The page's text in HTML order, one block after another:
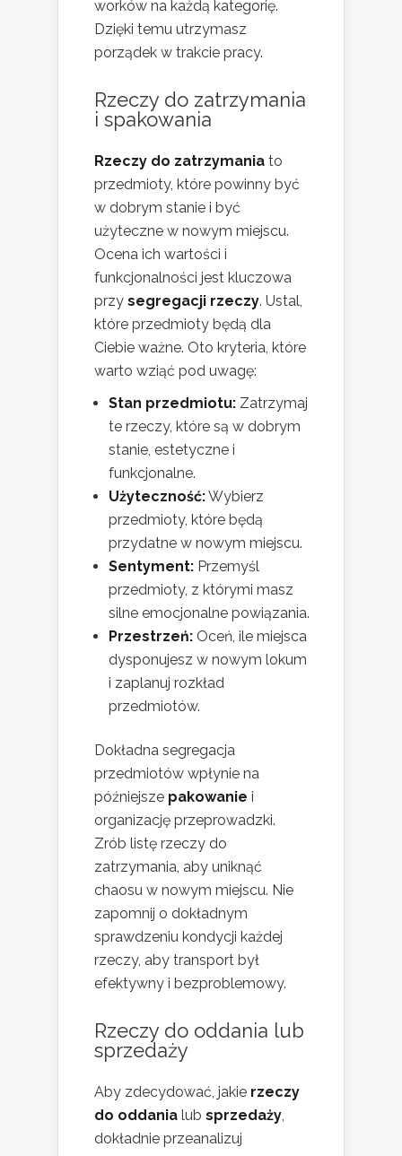
worków na każdą kategorię.
Dzięki temu utrzymasz
porządek w trakcie pracy.
Rzeczy do zatrzymania
i spakowania
Rzeczy do zatrzymania to
przedmioty, które powinny być
w dobrym stanie i być
użyteczne w nowym miejscu.
Ocena ich wartości i
funkcjonalności jest kluczowa
przy segregacji rzeczy. Ustal,
które przedmioty będą dla
Ciebie ważne. Oto kryteria, które
warto wziąć pod uwagę:
Stan przedmiotu: Zatrzymaj
te rzeczy, które są w dobrym
stanie, estetyczne i
funkcjonalne.
Użyteczność:Wybierz
przedmioty, które będą
przydatne w nowym miejscu.
Sentyment: Przemyśl
przedmioty, z którymi masz
silne emocjonalne powiązania.
Przestrzeń: Oceń, ile miejsca
dysponujesz w nowym lokum
i zaplanuj rozkład
przedmiotów.
Dokładna segregacja
przedmiotów wpłynie na
późniejsze pakowanie i
organizację przeprowadzki.
Zrób listę rzeczy do
zatrzymania, aby uniknąć
chaosu w nowym miejscu. Nie
zapomnij o dokładnym
sprawdzeniu kondycji każdej
rzeczy, aby transport był
efektywny i bezproblemowy.
Rzeczy do oddania lub
sprzedaży
Aby zdecydować, jakie rzeczy
do oddania lub sprzedaży,
dokładnie przeanalizuj